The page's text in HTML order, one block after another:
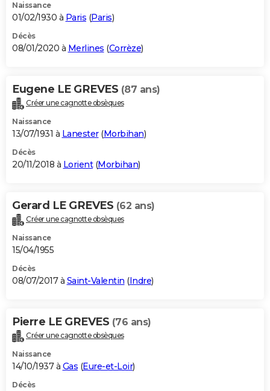
Naissance
01/02/1930 à Paris (Paris)
Décès
08/01/2020 à Merlines (Corrèze)
Eugene LE GREVES (87 ans)
Créer une cagnotte obsèques
Naissance
13/07/1931 à Lanester(Morbihan)
Décès
20/11/2018 à Lorient(Morbihan)
Gerard LE GREVES (62 ans)
Créer une cagnotte obsèques
Naissance
15/04/1955
Décès
08/07/2017 à Saint-Valentin (Indre)
Pierre LE GREVES (76 ans)
Créer une cagnotte obsèques
Naissance
14/10/1937 à Gas (Eure-et-Loir)
Décès